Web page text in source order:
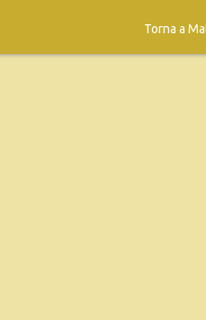
Torna a